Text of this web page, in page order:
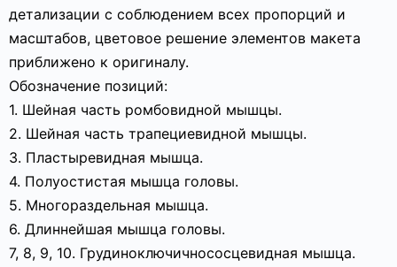
детализации с соблюдением всех пропорций и
масштабов, цветовое решение элементов макета
приближено к оригиналу.
Обозначение позиций:
1. Шейная часть ромбовидной мышцы.
2. Шейная часть трапециевидной мышцы.
3. Пластыревидная мышца.
4. Полуостистая мышца головы.
5. Многораздельная мышца.
6. Длиннейшая мышца головы.
7, 8, 9, 10. Грудиноключичнососцевидная мышца.